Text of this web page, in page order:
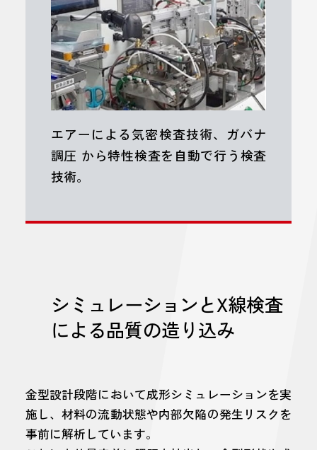
エアーによる気密検査技術、ガバナ
調圧 から特性検査を自動で行う検査
技術。
シミュレーションとX線検査
による品質の造り込み
金型設計段階において成形シミュレーションを実
施し、材料の流動状態や内部欠陥の発生リスクを
事前に解析しています。